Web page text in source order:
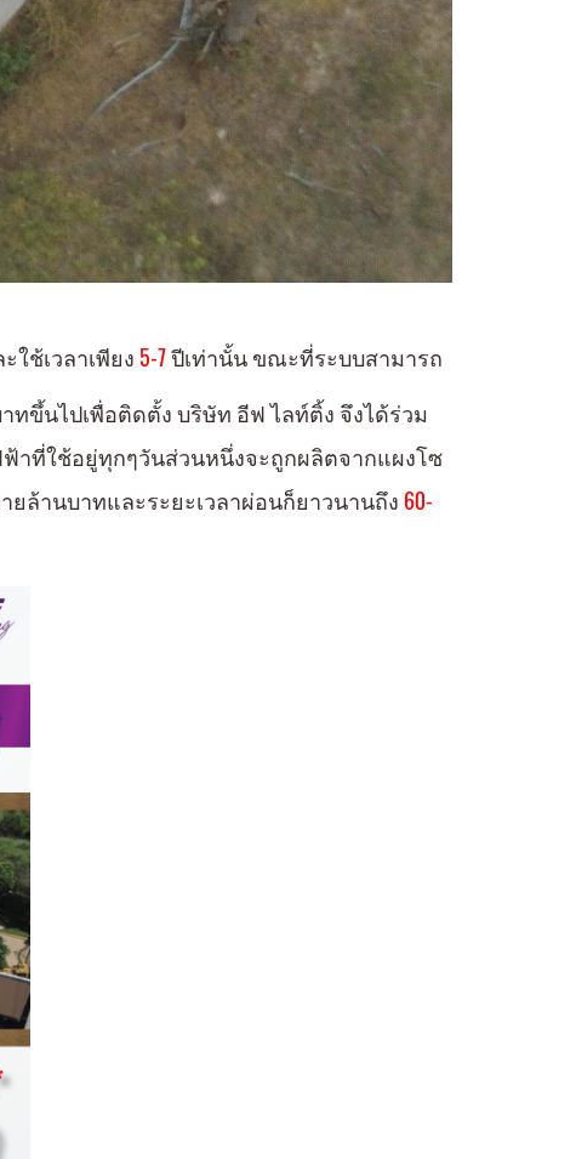
ใช้เวลาเพียง 5-7ปีเท่านั้น ขณะที่ระบบสามารถ
ขึ้นไปเพื่อติดตั้ง บริษัท อีฟ ไลท์ติ้ง จึงได้ร่วม
าที่ใช้อยู่ทุกๆวันส่วนหนึ่งจะถูกผลิตจากแผงโซ
ยล้านบาทและระยะเวลาผ่อนก็ยาวนานถึง 60-